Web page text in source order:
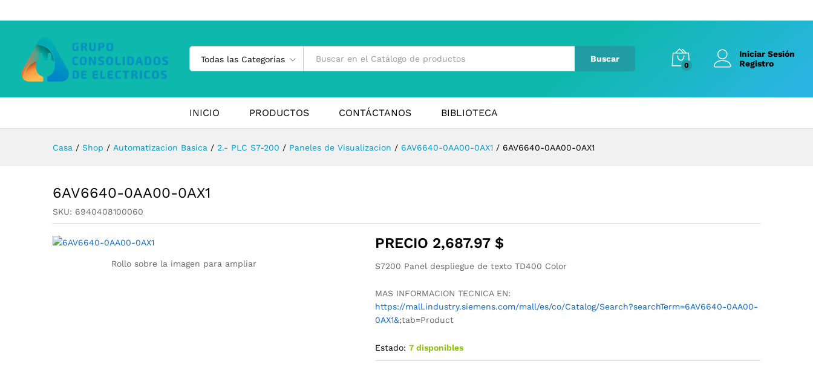
Todas las Categorías Buscar
0
Iniciar Sesión
Registro
INICIO PRODUCTOS CONTÁCTANOS BIBLIOTECA
Casa / Shop / Automatizacion Basica / 2.- PLC S7-200 / Paneles de Visualizacion / 6AV6640-0AA00-0AX1 / 6AV6640-0AA00-0AX1
6AV6640-0AA00-0AX1
SKU: 6940408100060
Rollo sobre la imagen para ampliar
PRECIO 2,687.97 $
S7200 Panel despliegue de texto TD400 Color
MAS INFORMACION TECNICA EN:
https://mall.industry.siemens.com/mall/es/co/Catalog/Search?searchTerm=6AV6640-0AA00-
0AX1&;tab=Product
Estado: 7 disponibles